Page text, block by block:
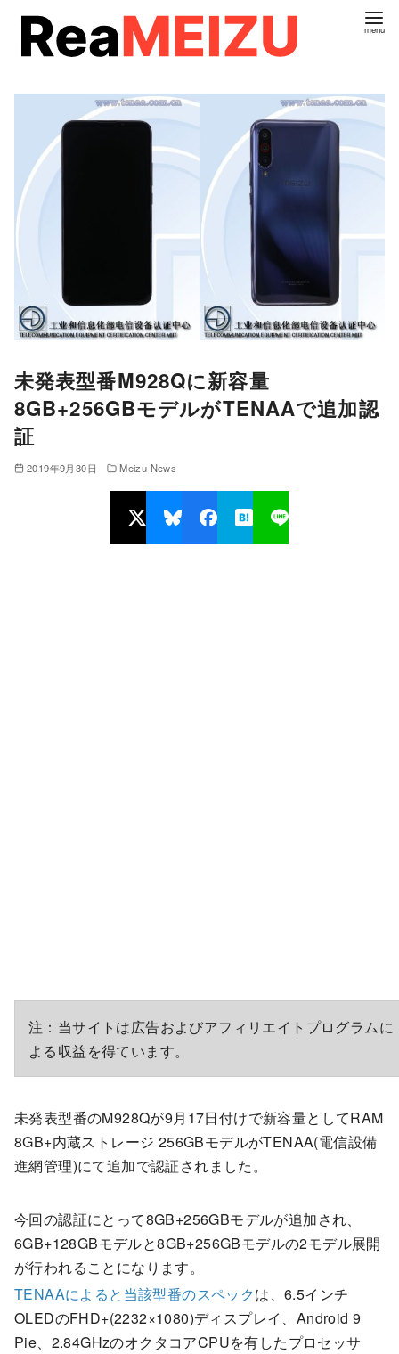
未発表型番M928Qに新容量
8GB+256GBモデルがTENAAで追加認
証
2019年9月30日 Meizu News
注：当サイトは広告およびアフィリエイトプログラムに
よる収益を得ています。
未発表型番のM928Qが9月17日付けで新容量としてRAM
8GB+内蔵ストレージ 256GBモデルがTENAA(電信設備
進網管理)にて追加で認証されました。
今回の認証にとって8GB+256GBモデルが追加され、
6GB+128GBモデルと8GB+256GBモデルの2モデル展開
が行われることになります。
TENAAによると当該型番のスペックは、6.5インチ
OLEDのFHD+(2232×1080)ディスプレイ、Android 9
Pie、2.84GHzのオクタコアCPUを有したプロセッサ